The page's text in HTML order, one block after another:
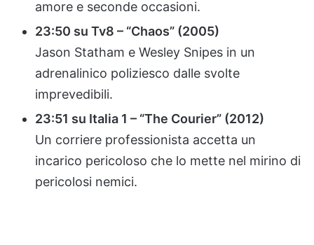
amore e seconde occasioni.
23:50 su Tv8 – “Chaos” (2005)
Jason Statham e Wesley Snipes in un
adrenalinico poliziesco dalle svolte
imprevedibili.
23:51 su Italia 1 – “The Courier” (2012)
Un corriere professionista accetta un
incarico pericoloso che lo mette nel mirino di
pericolosi nemici.